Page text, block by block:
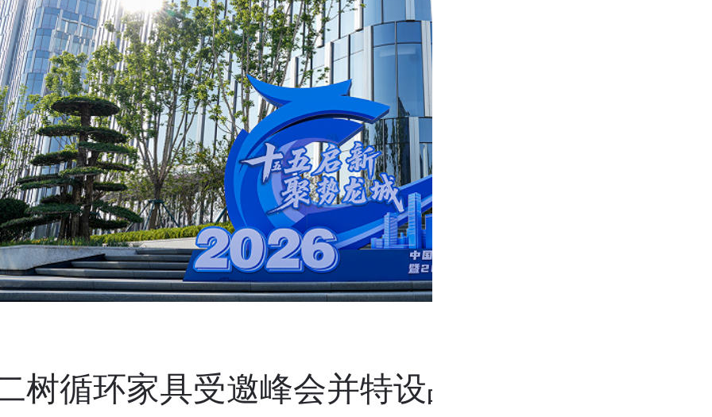
树循环家具受邀峰会并特设品牌展位，集团大